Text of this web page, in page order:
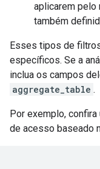
aplicarem pelo
também
Esses tipos de
específicos. Se a
inclua os campos
aggregate_table .
Por exemplo,
de acesso baseado